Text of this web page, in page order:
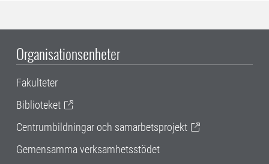
Organisationsenheter
Fakulteter
Biblioteket
Centrumbildningar och samarbetsprojekt
Gemensamma verksamhetsstödet